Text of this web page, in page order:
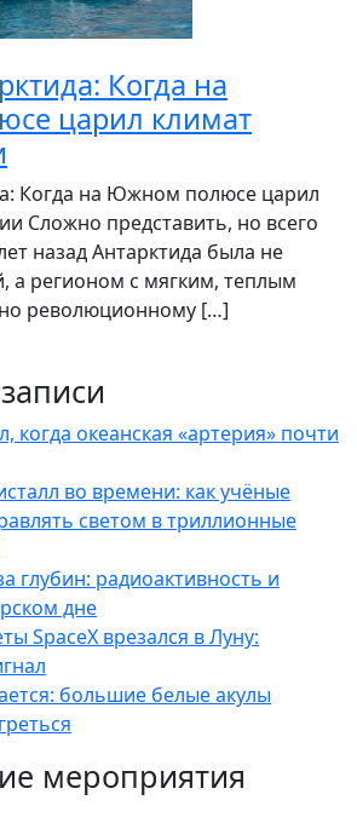
Когда на
царил климат
Когда на Южном полюсе царил
Сложно представить, но всего
назад Антарктида была не
а регионом с мягким, теплым
революционному […]
когда океанская «артерия» почти
во времени: как учёные
светом в триллионные
глубин: радиоактивность и
дне
SpaceX врезался в Луну:
большие белые акулы
мероприятия